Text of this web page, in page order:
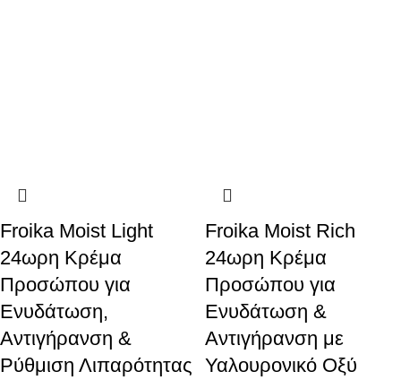
Froika Moist Light
24ωρη Κρέμα
Προσώπου για
Ενυδάτωση,
Αντιγήρανση &
Ρύθμιση Λιπαρότητας
Froika Moist Rich
24ωρη Κρέμα
Προσώπου για
Ενυδάτωση &
Αντιγήρανση με
Υαλουρονικό Οξύ